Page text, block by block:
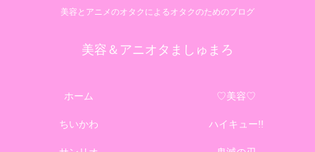
美容とアニメのオタクによるオタクのためのブログ
美容＆アニオタましゅまろ
ホーム ♡美容♡
ちいかわ ハイキュー!!